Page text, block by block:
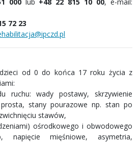
72 23
od 0 do końca 17 roku życia z
ruchu: wady postawy, skrzywienie
prosta, stany pourazowe np. stan po
stawów,
ośrodkowego i obwodowego
napięcie mięśniowe, asymetria,